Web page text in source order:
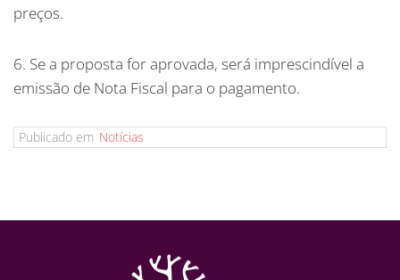
preços.
6. Se a proposta for aprovada, será imprescindível a
emissão de Nota Fiscal para o pagamento.
Publicado em Notícias